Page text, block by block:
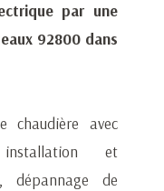
par une
92800 dans
chaudière avec
et
dépannage de